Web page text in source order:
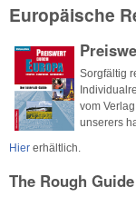
Europäische
Sorgfältig
vom
unserers
Hier erhältlich.
The Rough